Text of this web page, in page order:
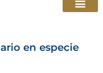
en especie